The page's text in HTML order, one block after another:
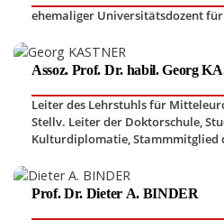
ehemaliger Universitätsdozent
Assoz. Prof. Dr. habil. Georg
Leiter des Lehrstuhls für
Stellv. Leiter der Doktorschule,
Kulturdiplomatie,Stammmitglied
Prof. Dr. Dieter A. BINDER